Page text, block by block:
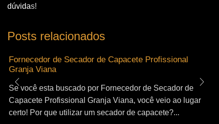
dúvidas!
Posts relacionados
Fornecedor de Secador de Capacete Profissional
Granja Viana
Se você esta buscado por Fornecedor de Secador de
Capacete Profissional Granja Viana, você veio ao lugar
certo! Por que utilizar um secador de capacete?...